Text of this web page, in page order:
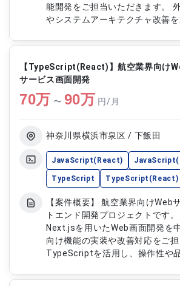
能開発をご担当いただきます。
やシステムアーキテクチャ改善を
案件です。 プロダクトの高度化
た開発・改善業務に幅広く携わ
【作業内容】 ・業務支援SaaSの
既存機能改善 ・生成AI、LLMを活
計、開発 ・自然言語処理を活用
の実装 ・外部サービス、各種API
【TypeScript(React)】航空業界向け
サービス画面開発
70万 〜 90万 円/月
神奈川県横浜市泉区 / 下飯田
JavaScript(React) JavaScript(
TypeScript TypeScript(React)
【案件概要】 航空業界向けWeb
トエンド開発プロジェクトです
Next.jsを用いたWeb画面開発を
向け機能の実装や改善対応をご担
TypeScriptを活用し、操作性や
携しながら、サービスの機能向